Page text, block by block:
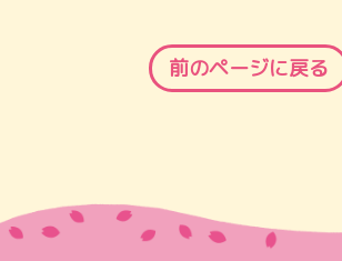
前のページに戻る